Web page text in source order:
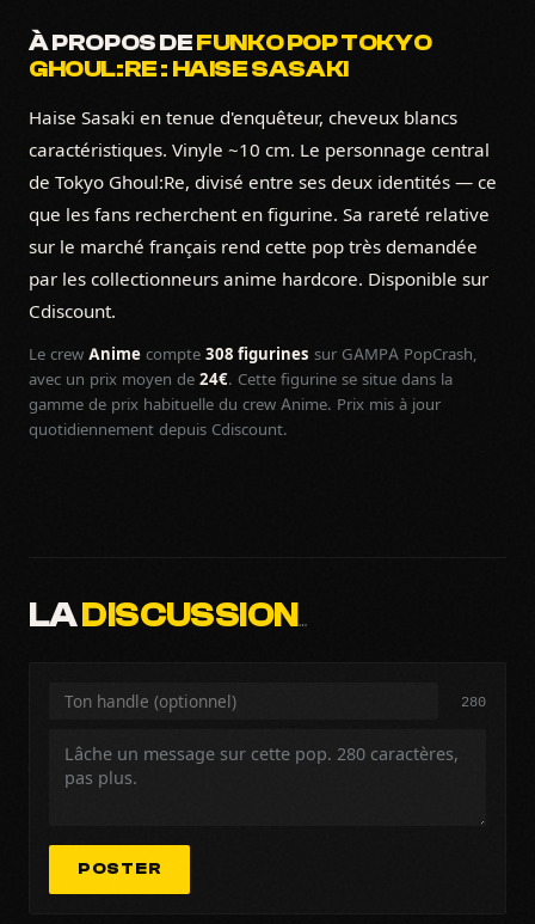
À PROPOS DEFUNKO POP TOKYO
GHOUL:RE : HAISE SASAKI
Haise Sasaki en tenue d'enquêteur, cheveux blancs
caractéristiques. Vinyle ~10 cm. Le personnage central
de Tokyo Ghoul:Re, divisé entre ses deux identités — ce
que les fans recherchent en figurine. Sa rareté relative
sur le marché français rend cette pop très demandée
par les collectionneurs anime hardcore. Disponible sur
Cdiscount.
Le crew Anime compte 308 figurines sur GAMPA PopCrash,
avec un prix moyen de 24€. Cette figurine se situe dans la
gamme de prix habituelle du crew Anime. Prix mis à jour
quotidiennement depuis Cdiscount.
LADISCUSSION…
280
POSTER